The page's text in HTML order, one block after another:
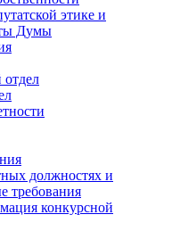
этике и
Думы
должностях и
требования
конкурсной